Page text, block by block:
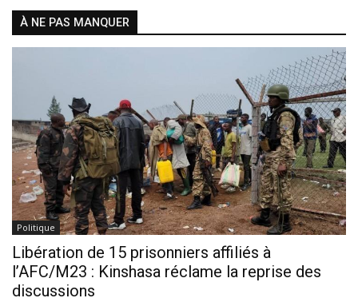
À NE PAS MANQUER
Politique
Libération de 15 prisonniers affiliés à
l’AFC/M23 : Kinshasa réclame la reprise des
discussions